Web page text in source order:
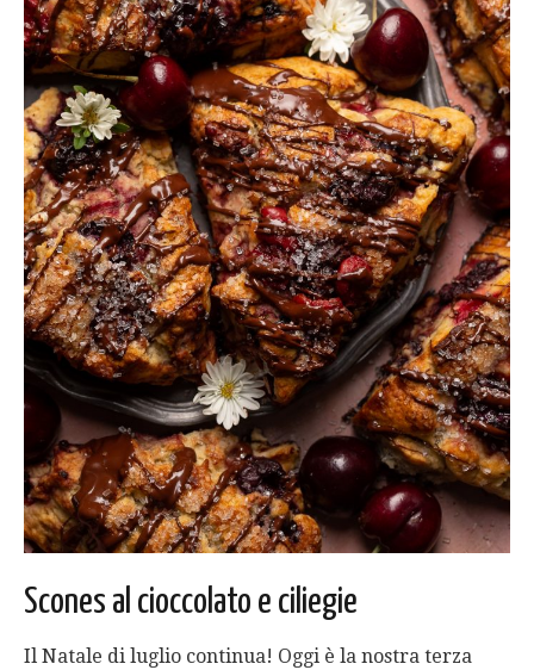
Scones al cioccolato e ciliegie
Il Natale di luglio continua! Oggi è la nostra terza